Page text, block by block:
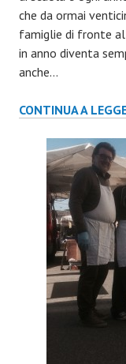
che da ormai
famiglie di fronte
in anno diventa
anche…
CONTINUA A